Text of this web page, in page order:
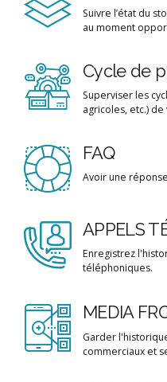
Suivre l’état du
au moment
Cycle de
Superviser les
agricoles, etc.) de
FAQ
Avoir une
APPELS
Enregistrez
téléphoniques.
MEDIA
Garder
commerciaux et